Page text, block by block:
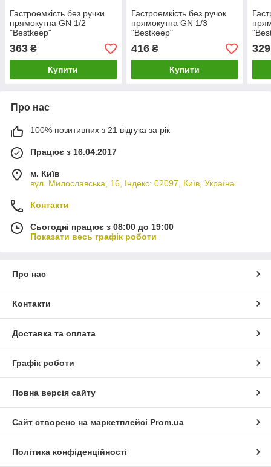
Гастроемкість без ручки
прямокутна GN 1/2
"Bestkeep"
32.5х26.5х6.5см/4100мл з
нержавіючої сталі FoREST
363 ₴
Купити
Гастроемкість без ручок
прямокутна GN 1/3
"Bestkeep"
32.5х17.6х10см/ 3700мл з
нержавіючої сталі FoREST
416₴
Купити
329
Про нас
100% позитивних з 21 відгука за рік
Працює з 16.04.2017
м. Київ
вул. Милославська, 16, Індекс: 02097, Київ, Україна
Контакти
Сьогодні працює з 08:00 до 19:00
Показати весь графік роботи
Про нас
Контакти
Доставка та оплата
Графік роботи
Повна версія сайту
Сайт створено на маркетплейсі Prom.ua
Політика конфіденційності